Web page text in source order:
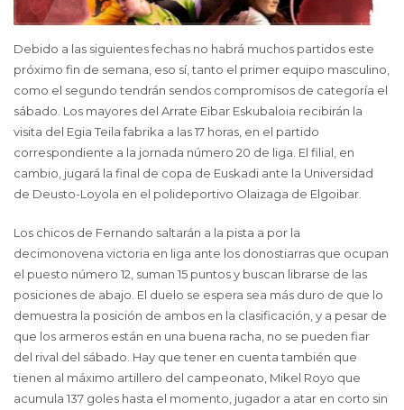
Debido a las siguientes fechas no habrá muchos partidos este
próximo fin de semana, eso sí, tanto el primer equipo masculino,
como el segundo tendrán sendos compromisos de categoría el
sábado. Los mayores del Arrate Eibar Eskubaloia recibirán la
visita del Egia Teila fabrika a las 17 horas, en el partido
correspondiente a la jornada número 20 de liga. El filial, en
cambio, jugará la final de copa de Euskadi ante la Universidad
de Deusto-Loyola en el polideportivo Olaizaga de Elgoibar.
Los chicos de Fernando saltarán a la pista a por la
decimonovena victoria en liga ante los donostiarras que ocupan
el puesto número 12, suman 15 puntos y buscan librarse de las
posiciones de abajo. El duelo se espera sea más duro de que lo
demuestra la posición de ambos en la clasificación, y a pesar de
que los armeros están en una buena racha, no se pueden fiar
del rival del sábado. Hay que tener en cuenta también que
tienen al máximo artillero del campeonato, Mikel Royo que
acumula 137 goles hasta el momento, jugador a atar en corto sin